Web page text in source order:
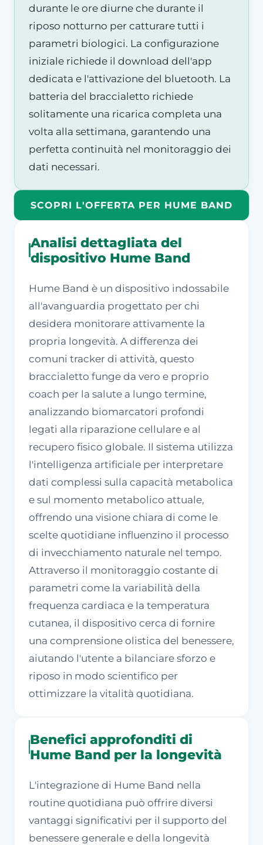
durante le ore diurne che durante il
riposo notturno per catturare tutti i
parametri biologici. La configurazione
iniziale richiede il download dell'app
dedicata e l'attivazione del bluetooth. La
batteria del braccialetto richiede
solitamente una ricarica completa una
volta alla settimana, garantendo una
perfetta continuità nel monitoraggio dei
dati necessari.
SCOPRI L'OFFERTA PER HUME BAND
Analisi dettagliata del
dispositivo Hume Band
Hume Band è un dispositivo indossabile
all'avanguardia progettato per chi
desidera monitorare attivamente la
propria longevità. A differenza dei
comuni tracker di attività, questo
braccialetto funge da vero e proprio
coach per la salute a lungo termine,
analizzando biomarcatori profondi
legati alla riparazione cellulare e al
recupero fisico globale. Il sistema utilizza
l'intelligenza artificiale per interpretare
dati complessi sulla capacità metabolica
e sul momento metabolico attuale,
offrendo una visione chiara di come le
scelte quotidiane influenzino il processo
di invecchiamento naturale nel tempo.
Attraverso il monitoraggio costante di
parametri come la variabilità della
frequenza cardiaca e la temperatura
cutanea, il dispositivo cerca di fornire
una comprensione olistica del benessere,
aiutando l'utente a bilanciare sforzo e
riposo in modo scientifico per
ottimizzare la vitalità quotidiana.
Benefici approfonditi di
Hume Band per la longevità
L'integrazione di Hume Band nella
routine quotidiana può offrire diversi
vantaggi significativi per il supporto del
benessere generale e della longevità